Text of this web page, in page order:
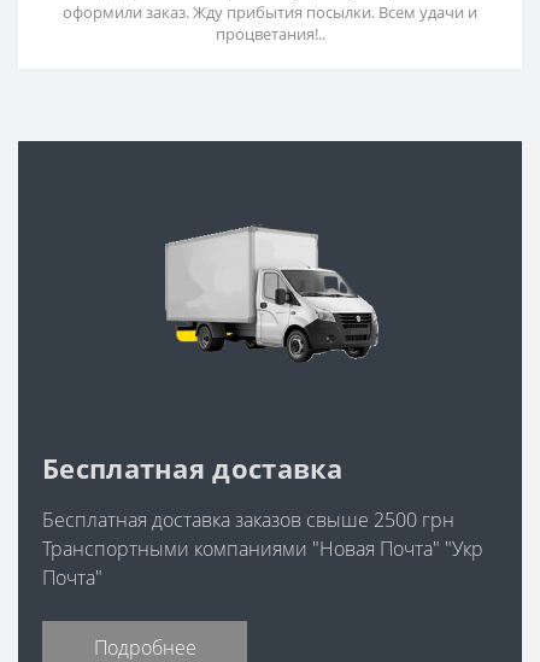
оформили заказ. Жду прибытия посылки. Всем удачи и
процветания!..
Бесплатная доставка
Бесплатная доставка заказов свыше 2500 грн
Транспортными компаниями "Новая Почта" "Укр
Почта"
Подробнее